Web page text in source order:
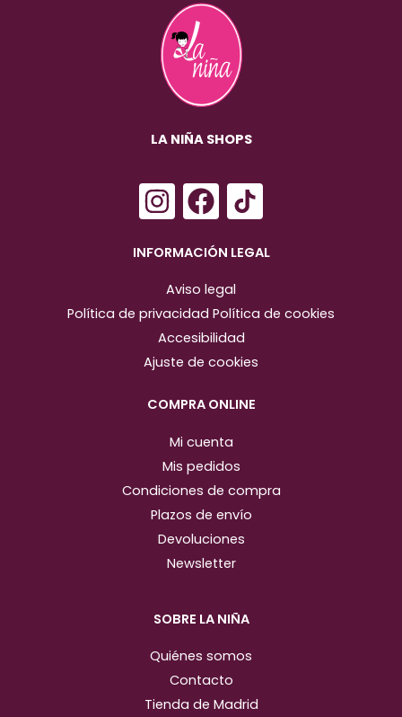
LA NIÑA SHOPS
I
n
s
a
g
r
m
F
a
c
e
b
o
o
INFORMACIÓN LEGAL
Aviso legal
Política de privacidad Política de cookies
Accesibilidad
Ajuste de cookies
COMPRA ONLINE
Mi cuenta
Mis pedidos
Condiciones de compra
Plazos de envío
Devoluciones
Newsletter
SOBRE LA NIÑA
Quiénes somos
Contacto
Tienda de Madrid